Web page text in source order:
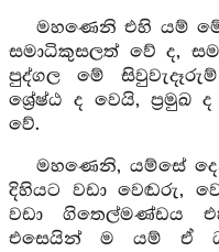
මහණෙනි එහි යම් මේ
සමාධිකුසලත් වේ ද,
පුද්ගල මේ
ශ්‍රේෂ්ඨ ද වෙයි, ප්‍රමුඛ
වේ.
මහණෙනි, යම්සේ
දිහියට වඩා වෙඬරු,
වඩා ගිතෙල්මණ්ඩය
එසෙයින් ම යම් ඒ